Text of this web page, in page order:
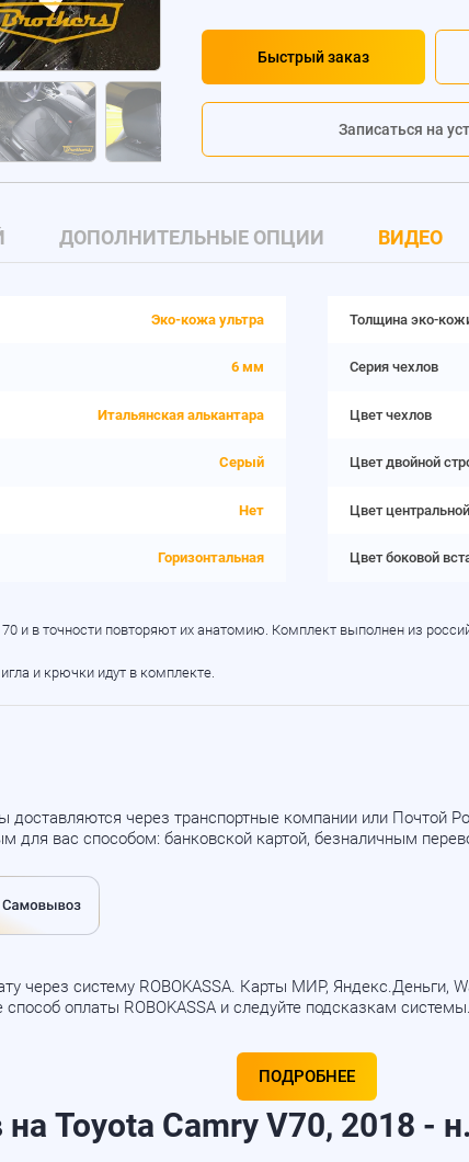
Быстрый заказ
Записаться на
ДОПОЛНИТЕЛЬНЫЕ ОПЦИИ ВИДЕО
Эко-кожа ультра Толщина эко-
6 мм Серия чехлов
Итальянская алькантара Цвет чехлов
Серый Цвет двойной
Нет Цвет
Горизонтальная Цвет боковой
и в точности повторяют их анатомию. Комплект выполнен из
и крючки идут в комплекте.
доставляются через транспортные компании или Почтой
вас способом: банковской картой, безналичным
через систему ROBOKASSA. Карты МИР, Яндекс.Деньги,
оплаты ROBOKASSA и следуйте подсказкам
ПОДРОБНЕЕ
Toyota Camry V70, 2018 -